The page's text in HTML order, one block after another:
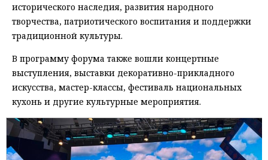
исторического наследия, развития народного
творчества, патриотического воспитания и поддержки
традиционной культуры.
В программу форума также вошли концертные
выступления, выставки декоративно-прикладного
искусства, мастер-классы, фестиваль национальных
кухонь и другие культурные мероприятия.